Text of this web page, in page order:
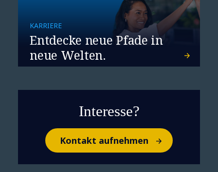
KARRIERE
Entdecke neue Pfade in
neue Welten.
Interesse?
Kontakt aufnehmen